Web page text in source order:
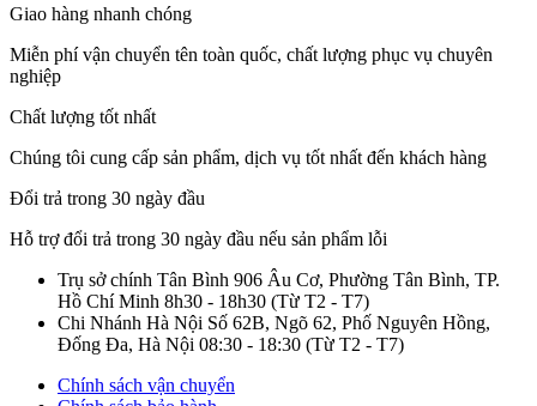
Giao hàng nhanh chóng
Miễn phí vận chuyển tên toàn quốc, chất lượng phục vụ chuyên
nghiệp
Chất lượng tốt nhất
Chúng tôi cung cấp sản phẩm, dịch vụ tốt nhất đến khách hàng
Đổi trả trong 30 ngày đầu
Hỗ trợ đổi trả trong 30 ngày đầu nếu sản phẩm lỗi
Trụ sở chính Tân Bình 906 Âu Cơ, Phường Tân Bình, TP.
Hồ Chí Minh 8h30 - 18h30 (Từ T2 - T7)
Chi Nhánh Hà Nội Số 62B, Ngõ 62, Phố Nguyên Hồng,
Đống Đa, Hà Nội 08:30 - 18:30 (Từ T2 - T7)
Chính sách vận chuyển